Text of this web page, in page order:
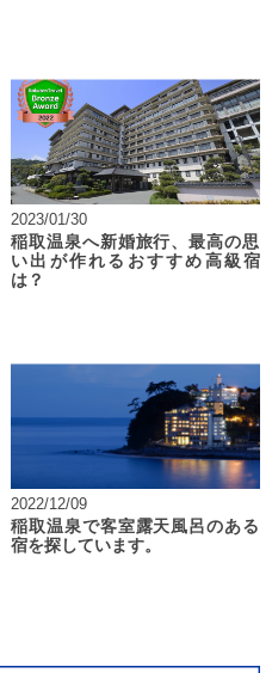
2023/01/30
稲取温泉へ新婚旅行、最高の思
い出が作れるおすすめ高級宿
は？
2022/12/09
稲取温泉で客室露天風呂のある
宿を探しています。